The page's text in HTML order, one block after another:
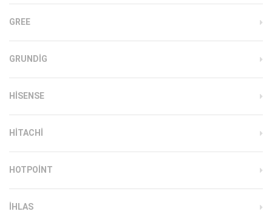
GREE
GRUNDIG
HISENSE
HITACHI
HOTPOINT
IHLAS